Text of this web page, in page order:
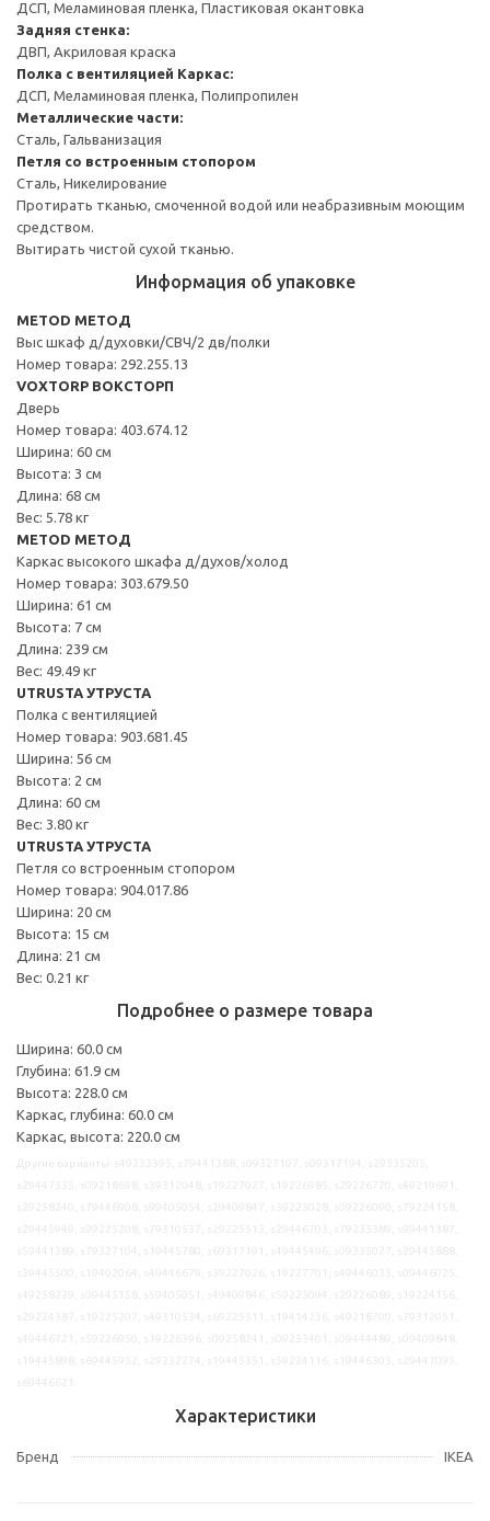
ДСП, Меламиновая пленка, Пластиковая окантовка
Задняя стенка:
ДВП, Акриловая краска
Полка с вентиляцией Каркас:
ДСП, Меламиновая пленка, Полипропилен
Металлические части:
Сталь, Гальванизация
Петля со встроенным стопором
Сталь, Никелирование
Протирать тканью, смоченной водой или неабразивным моющим
средством.
Вытирать чистой сухой тканью.
Информация об упаковке
METOD МЕТОД
Выс шкаф д/духовки/СВЧ/2 дв/полки
Номер товара: 292.255.13
VOXTORP ВОКСТОРП
Дверь
Номер товара: 403.674.12
Ширина: 60 см
Высота: 3 см
Длина: 68 см
Вес: 5.78 кг
METOD МЕТОД
Каркас высокого шкафа д/духов/холод
Номер товара: 303.679.50
Ширина: 61 см
Высота: 7 см
Длина: 239 см
Вес: 49.49 кг
UTRUSTA УТРУСТА
Полка с вентиляцией
Номер товара: 903.681.45
Ширина: 56 см
Высота: 2 см
Длина: 60 см
Вес: 3.80 кг
UTRUSTA УТРУСТА
Петля со встроенным стопором
Номер товара: 904.017.86
Ширина: 20 см
Высота: 15 см
Длина: 21 см
Вес: 0.21 кг
Подробнее о размере товара
Ширина: 60.0 см
Глубина: 61.9 см
Высота: 228.0 см
Каркас, глубина: 60.0 см
Каркас, высота: 220.0 см
Характеристики
Бренд IKEA